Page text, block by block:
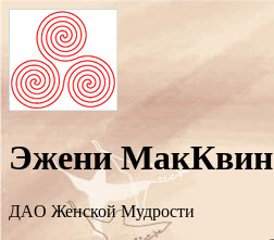
Эжени МакКвин
ДAO Женской Мудрости